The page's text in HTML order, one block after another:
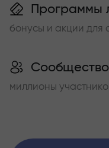
Программы
бонусы и акции для
миллионы